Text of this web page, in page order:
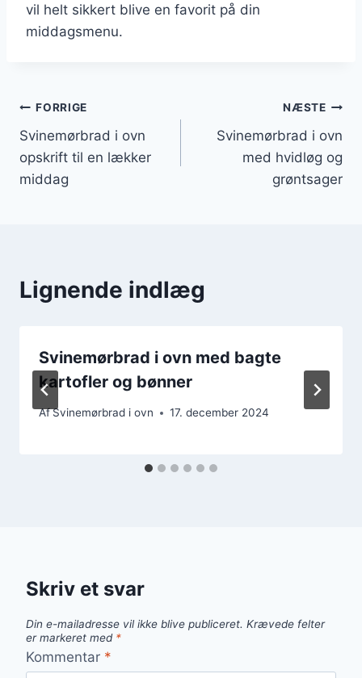
vil helt sikkert blive en favorit på din
middagsmenu.
Indlægsnavigation
FORRIGE
Svinemørbrad i ovn
opskrift til en lækker
middag
NÆSTE
Svinemørbrad i ovn
med hvidløg og
grøntsager
Lignende indlæg
Svinemørbrad i ovn med bagte
kartofler og bønner
AfSvinemørbrad i ovn 17. december 2024
Skriv et svar
Din e-mailadresse vil ikke blive publiceret. Krævede felter
er markeret med *
Kommentar *